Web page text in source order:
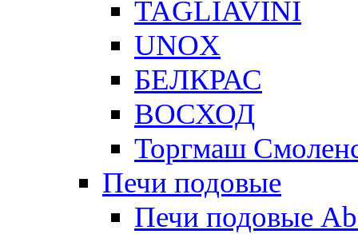
TAGLIAVINI
UNOX
БЕЛКРАС
ВОСХОД
Торгмаш
Печи подовые
Печи подовые